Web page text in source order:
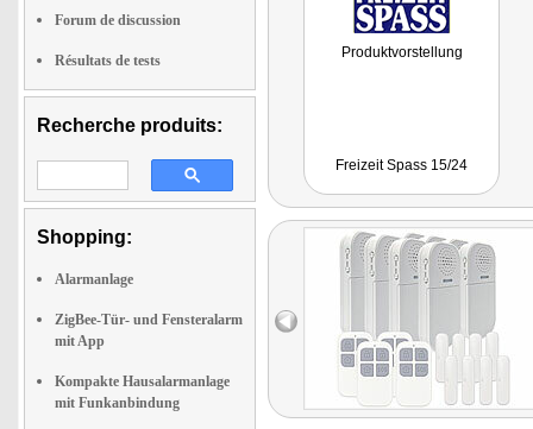
Forum de discussion
Résultats de tests
Recherche produits:
Shopping:
Alarmanlage
ZigBee-Tür- und Fensteralarm
mit App
Kompakte Hausalarmanlage
mit Funkanbindung
Produktvorstellung
Freizeit Spass 15/24